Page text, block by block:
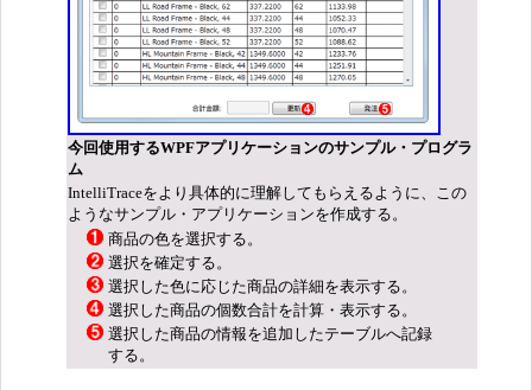
今回使用するWPFアプリケーションのサンプル・プログラ
ム
IntelliTraceをより具体的に理解してもらえるように、この
ようなサンプル・アプリケーションを作成する。
商品の色を選択する。
選択を確定する。
選択した色に応じた商品の詳細を表示する。
選択した商品の個数合計を計算・表示する。
選択した商品の情報を追加したテーブルへ記録
する。